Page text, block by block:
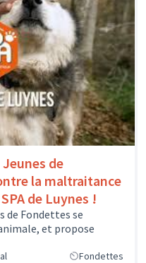
de
la maltraitance
de Luynes !
de Fondettes se
et propose
Fondettes